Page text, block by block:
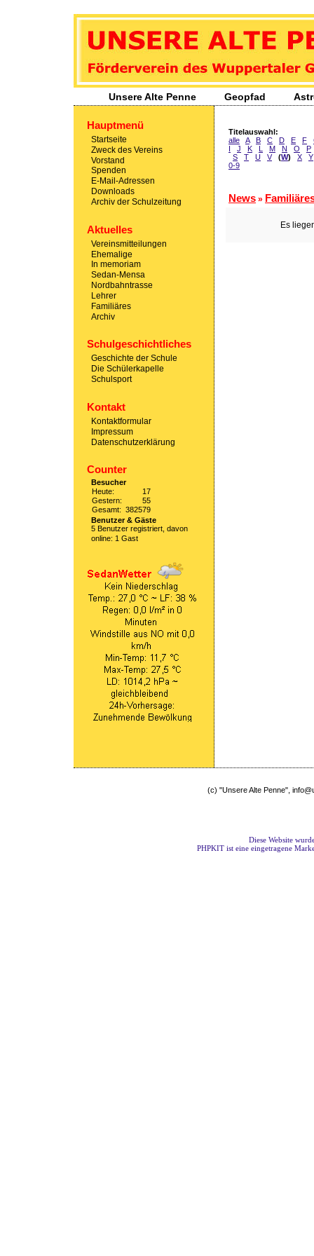
Unsere Alte Penne
- Förderverein des Wuppertaler Gymnasiums
Unsere Alte Penne Geopfad
Hauptmenü
Startseite
Zweck des Vereins
Vorstand
Spenden
E-Mail-Adressen
Downloads
Archiv der Schulzeitung
Aktuelles
Vereinsmitteilungen
Ehemalige
In memoriam
Sedan-Mensa
Nordbahntrasse
Lehrer
Familiäres
Archiv
Schulgeschichtliches
Geschichte der Schule
Die Schülerkapelle
Schulsport
Kontakt
Kontaktformular
Impressum
Datenschutzerklärung
Counter
Besucher
Heute:
17
Gestern:
55
Gesamt: 382579
Benutzer & Gäste
5 Benutzer registriert, davon
online: 1 Gast
Titelauswahl:
alle
A B C D E F
I
J K L M N O
P
S
T U V (W) X
Y
0-9
News »
Es
(c) "Unsere Alte Penne",
Diese Website
PHPKIT ist eine eingetragene